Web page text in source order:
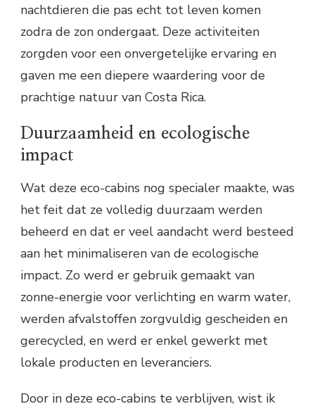
nachtdieren die pas echt tot leven komen
zodra de zon ondergaat. Deze activiteiten
zorgden voor een onvergetelijke ervaring en
gaven me een diepere waardering voor de
prachtige natuur van Costa Rica.
Duurzaamheid en ecologische
impact
Wat deze eco-cabins nog specialer maakte, was
het feit dat ze volledig duurzaam werden
beheerd en dat er veel aandacht werd besteed
aan het minimaliseren van de ecologische
impact. Zo werd er gebruik gemaakt van
zonne-energie voor verlichting en warm water,
werden afvalstoffen zorgvuldig gescheiden en
gerecycled, en werd er enkel gewerkt met
lokale producten en leveranciers.
Door in deze eco-cabins te verblijven, wist ik